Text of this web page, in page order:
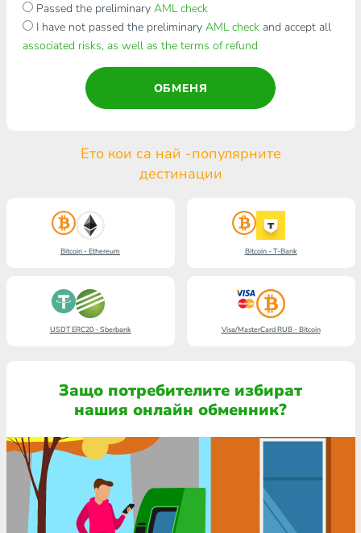
Passed the preliminary AML check
I have not passed the preliminary AML checkand accept all
associated risks, as well as the terms of refund
ОБМЕНЯ
Ето кои са най -популярните
дестинации
Bitcoin - Ethereum Bitcoin - T-Bank
USDT ERC20 - Sberbank Visa/MasterCard RUB - Bitcoin
Защо потребителите избират
нашия онлайн обменник?